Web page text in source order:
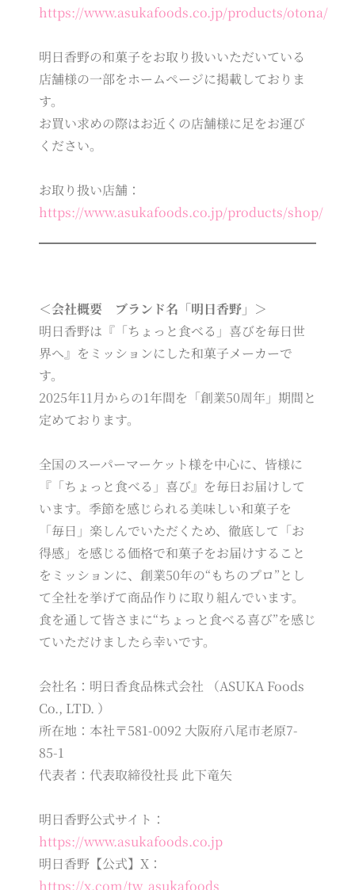
https://www.asukafoods.co.jp/products/otona/
明日香野の和菓子をお取り扱いいただいている
店舗様の一部をホームページに掲載しておりま
す。
お買い求めの際はお近くの店舗様に足をお運び
ください。
お取り扱い店舗：
https://www.asukafoods.co.jp/products/shop/
＜会社概要 ブランド名「明日香野」＞
明日香野は『「ちょっと食べる」喜びを毎日世
界へ』をミッションにした和菓子メーカーで
す。
2025年11月からの1年間を「創業50周年」期間と
定めております。
全国のスーパーマーケット様を中心に、皆様に
『「ちょっと食べる」喜び』を毎日お届けして
います。季節を感じられる美味しい和菓子を
「毎日」楽しんでいただくため、徹底して「お
得感」を感じる価格で和菓子をお届けすること
をミッションに、創業50年の“もちのプロ”とし
て全社を挙げて商品作りに取り組んでいます。
食を通して皆さまに“ちょっと食べる喜び”を感じ
ていただけましたら幸いです。
会社名：明日香食品株式会社 （ASUKA Foods
Co., LTD. ）
所在地：本社〒581-0092 大阪府八尾市老原7-
85-1
代表者：代表取締役社長 此下竜矢
明日香野公式サイト：
https://www.asukafoods.co.jp
明日香野【公式】X：
https://x.com/tw_asukafoods